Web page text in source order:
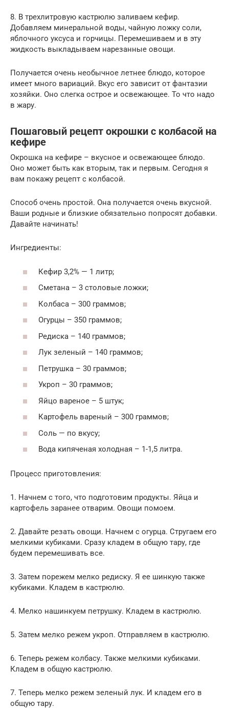
8. В трехлитровую кастрюлю заливаем кефир.
Добавляем минеральной воды, чайную ложку соли,
яблочного уксуса и горчицы. Перемешиваем и в эту
жидкость выкладываем нарезанные овощи.
Получается очень необычное летнее блюдо, которое
имеет много вариаций. Вкус его зависит от фантазии
хозяйки. Оно слегка острое и освежающее. То что надо
в жару.
Пошаговый рецепт окрошки с колбасой на
кефире
Окрошка на кефире – вкусное и освежающее блюдо.
Оно может быть как вторым, так и первым. Сегодня я
вам покажу рецепт с колбасой.
Способ очень простой. Она получается очень вкусной.
Ваши родные и близкие обязательно попросят добавки.
Давайте начинать!
Ингредиенты:
Кефир 3,2% — 1 литр;
Сметана – 3 столовые ложки;
Колбаса – 300 граммов;
Огурцы – 350 граммов;
Редиска – 140 граммов;
Лук зеленый – 140 граммов;
Петрушка – 30 граммов;
Укроп – 30 граммов;
Яйцо вареное – 5 штук;
Картофель вареный – 300 граммов;
Соль — по вкусу;
Вода кипяченая холодная – 1-1,5 литра.
Процесс приготовления:
1. Начнем с того, что подготовим продукты. Яйца и
картофель заранее отварим. Овощи помоем.
2. Давайте резать овощи. Начнем с огурца. Стругаем его
мелкими кубиками. Сразу кладем в общую тару, где
будем перемешивать все.
3. Затем порежем мелко редиску. Я ее шинкую также
кубиками. Кладем в кастрюлю.
4. Мелко нашинкуем петрушку. Кладем в кастрюлю.
5. Затем мелко режем укроп. Отправляем в кастрюлю.
6. Теперь режем колбасу. Также мелкими кубиками.
Кладем в общую кастрюлю.
7. Теперь мелко режем зеленый лук. И кладем его в
общую тару.